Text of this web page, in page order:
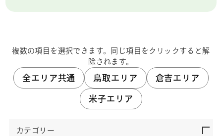
複数の項目を選択できます。同じ項目をクリックすると解
除されます。
全エリア共通 鳥取エリア 倉吉エリア
米子エリア
カテゴリー